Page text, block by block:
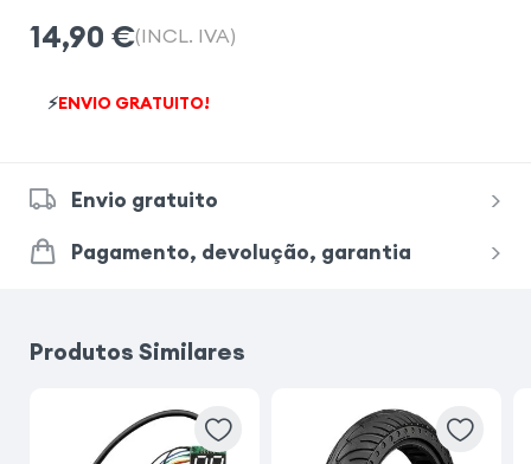
14,90 €(INCL. IVA)
⚡ENVIO GRATUITO!
Envio gratuito
Pagamento, devolução, garantia
Produtos Similares